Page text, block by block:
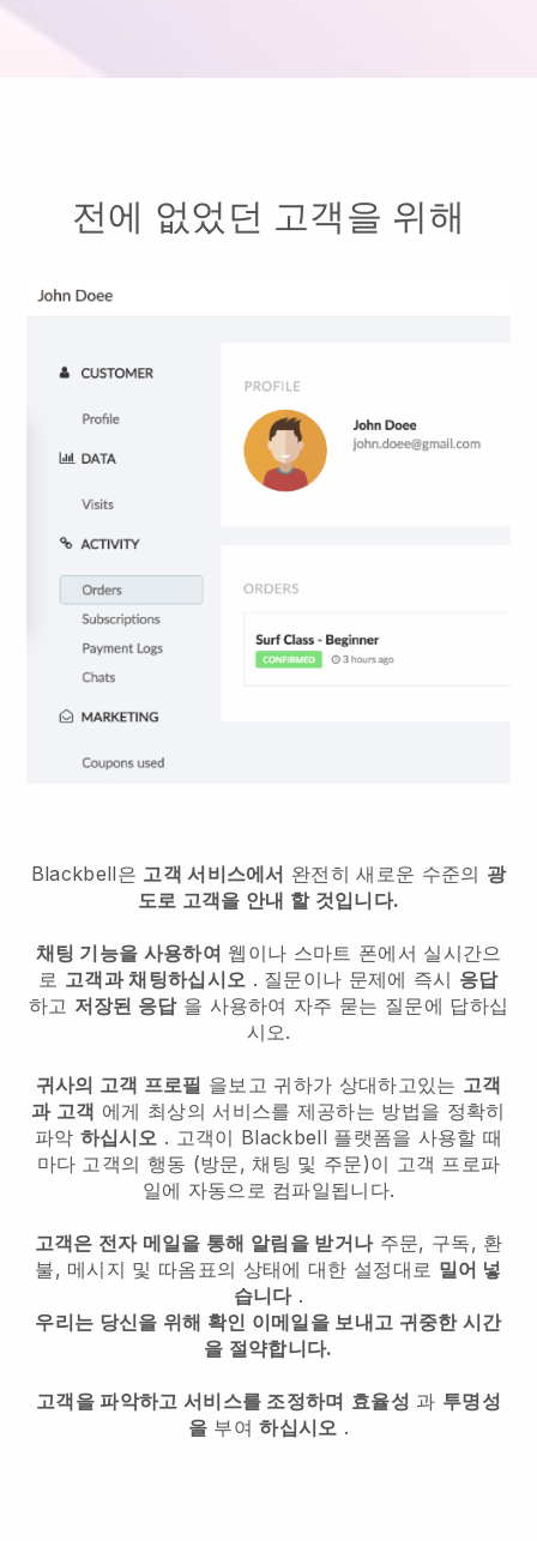
전에 없었던 고객을 위해
Blackbell은 고객 서비스에서 완전히 새로운 수준의 광
도로 고객을 안내 할 것입니다.
채팅 기능을 사용하여 웹이나 스마트 폰에서 실시간으
로 고객과 채팅하십시오 . 질문이나 문제에 즉시 응답
하고 저장된 응답을 사용하여 자주 묻는 질문에 답하십
시오.
귀사의 고객 프로필 을보고 귀하가 상대하고있는 고객
과 고객 에게 최상의 서비스를 제공하는 방법을 정확히
파악 하십시오 . 고객이 Blackbell 플랫폼을 사용할 때
마다 고객의 행동 (방문, 채팅 및 주문)이 고객 프로파
일에 자동으로 컴파일됩니다.
고객은 전자 메일을 통해 알림을 받거나주문, 구독, 환
불, 메시지 및 따옴표의 상태에 대한 설정대로 밀어 넣
습니다.
우리는 당신을 위해 확인 이메일을 보내고 귀중한 시간
을 절약합니다.
고객을 파악하고 서비스를 조정하며 효율성 과 투명성
을 부여하십시오 .